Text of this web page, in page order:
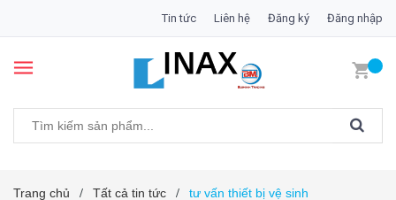
Tin tức Liên hệ Đăng ký Đăng nhập
Trang chủ / Tất cả tin tức / tư vấn thiết bị vệ sinh